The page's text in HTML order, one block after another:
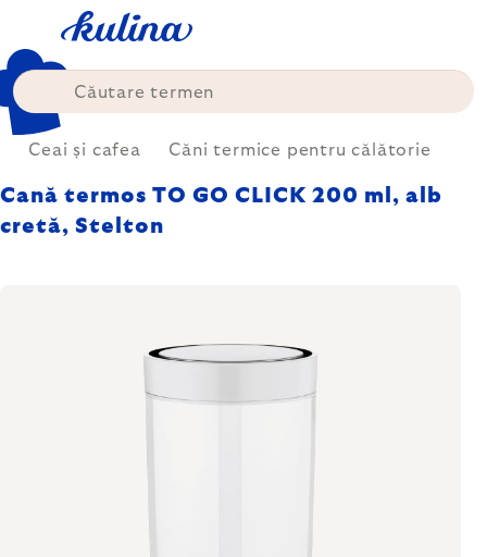
conținut
Ceai și cafea Căni termice pentru călătorie
Cană termos TO GO CLICK 200 ml, alb
cretă, Stelton